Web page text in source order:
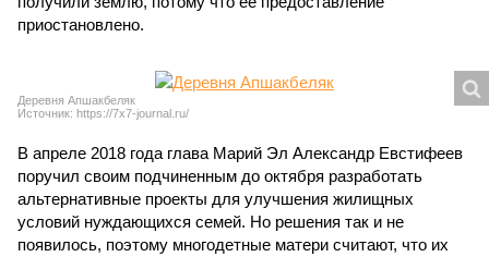
приостановлено.
Деревня Апшакбеляк
Источник: https://7x7-journal.ru/
В апреле 2018 года глава Марий Эл Александр Евстифеев
поручил своим подчиненным до октября разработать
альтернативные проекты для улучшения жилищных
условий нуждающихся семей. Но решения так и не
появилось, поэтому многодетные матери считают, что их